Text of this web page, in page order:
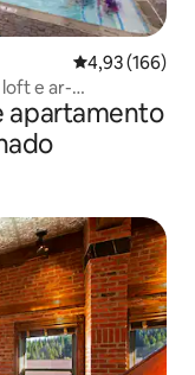
4,93 de uma
4,93 (166)
e ar-
apartamento